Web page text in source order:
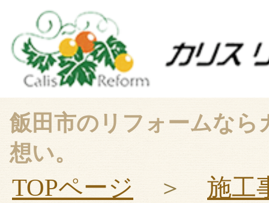
飯田市のリフォームな
想い。
TOPページ ＞ 施工